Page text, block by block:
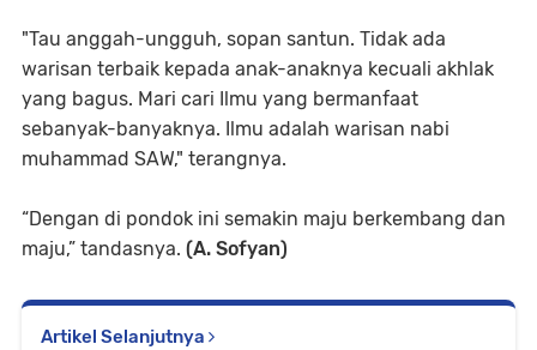
"Tau anggah-ungguh, sopan santun. Tidak ada
warisan terbaik kepada anak-anaknya kecuali akhlak
yang bagus. Mari cari Ilmu yang bermanfaat
sebanyak-banyaknya. Ilmu adalah warisan nabi
muhammad SAW," terangnya.
“Dengan di pondok ini semakin maju berkembang dan
maju,” tandasnya. (A. Sofyan)
Artikel Selanjutnya